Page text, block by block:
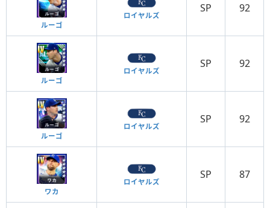
ルーゴ
ロイヤルズ
SP 92
ルーゴ
ロイヤルズ
SP 92
ルーゴ
ロイヤルズ
SP 92
ワカ
ロイヤルズ
SP 87